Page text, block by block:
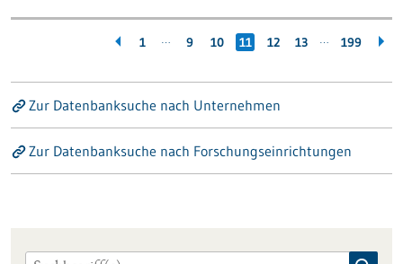
1 … 9 10 11 12 13 … 199
Zur Datenbanksuche nach Unternehmen
Zur Datenbanksuche nach Forschungseinrichtungen